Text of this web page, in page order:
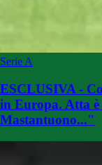
Serie A
ESCLUSIVA -
in Europa. Atta è
Mastantuono..."